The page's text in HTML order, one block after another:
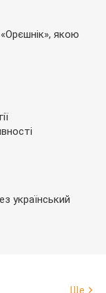
якою
український
Ще